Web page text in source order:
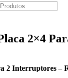
2×4
2 Interruptores –